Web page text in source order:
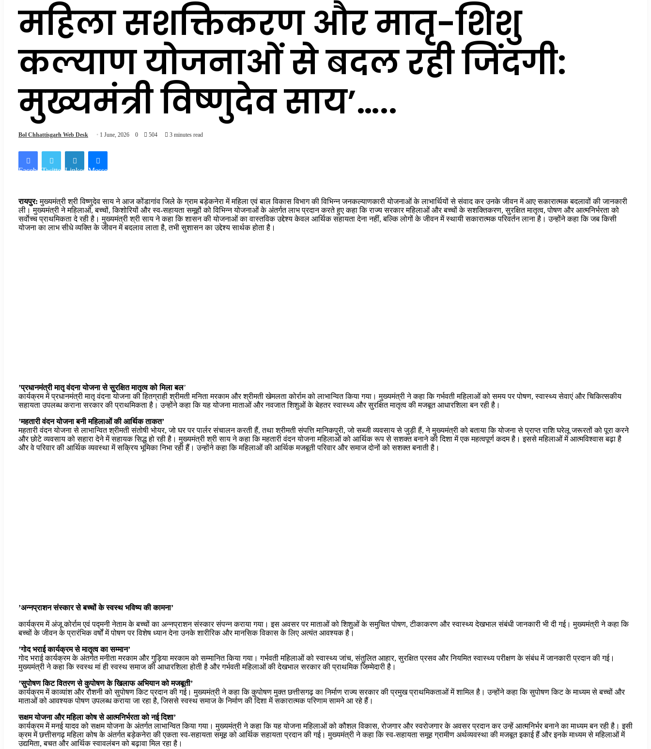
महिला सशक्तिकरण और मातृ-शिशु
कल्याण योजनाओं से बदल रही जिंदगी:
मुख्यमंत्री विष्णुदेव साय’…..
Bol Chhattisgarh Web Desk 1 June, 2026 0 504 3 minutes read
FacebookTwitter LinkedInMessenger
रायपुर:मुख्यमंत्री श्री विष्णुदेव साय ने आज कोंडागांव जिले के ग्राम बड़ेकनेरा में महिला एवं बाल विकास विभाग की विभिन्न जनकल्याणकारी योजनाओं के लाभार्थियों से संवाद कर उनके जीवन में आए सकारात्मक बदलावों की जानकारी
ली। मुख्यमंत्री ने महिलाओं, बच्चों, किशोरियों और स्व-सहायता समूहों को विभिन्न योजनाओं के अंतर्गत लाभ प्रदान करते हुए कहा कि राज्य सरकार महिलाओं और बच्चों के सशक्तिकरण, सुरक्षित मातृत्व, पोषण और आत्मनिर्भरता को
सर्वाेच्च प्राथमिकता दे रही है। मुख्यमंत्री श्री साय ने कहा कि शासन की योजनाओं का वास्तविक उद्देश्य केवल आर्थिक सहायता देना नहीं, बल्कि लोगों के जीवन में स्थायी सकारात्मक परिवर्तन लाना है। उन्होंने कहा कि जब किसी
योजना का लाभ सीधे व्यक्ति के जीवन में बदलाव लाता है, तभी सुशासन का उद्देश्य सार्थक होता है।
’प्रधानमंत्री मातृ वंदना योजना से सुरक्षित मातृत्व को मिला बल’
कार्यक्रम में प्रधानमंत्री मातृ वंदना योजना की हितग्राही श्रीमती मनिता मरकाम और श्रीमती खेमलता कोर्राम को लाभान्वित किया गया। मुख्यमंत्री ने कहा कि गर्भवती महिलाओं को समय पर पोषण, स्वास्थ्य सेवाएं और चिकित्सकीय
सहायता उपलब्ध कराना सरकार की प्राथमिकता है। उन्होंने कहा कि यह योजना माताओं और नवजात शिशुओं के बेहतर स्वास्थ्य और सुरक्षित मातृत्व की मजबूत आधारशिला बन रही है।
’महतारी वंदन योजना बनी महिलाओं की आर्थिक ताकत’
महतारी वंदन योजना से लाभान्वित श्रीमती संतोषी भोयर, जो घर पर पार्लर संचालन करती हैं, तथा श्रीमती संपत्ति मानिकपुरी, जो सब्जी व्यवसाय से जुड़ी हैं, ने मुख्यमंत्री को बताया कि योजना से प्राप्त राशि घरेलू जरूरतों को पूरा करने
और छोटे व्यवसाय को सहारा देने में सहायक सिद्ध हो रही है। मुख्यमंत्री श्री साय ने कहा कि महतारी वंदन योजना महिलाओं को आर्थिक रूप से सशक्त बनाने की दिशा में एक महत्वपूर्ण कदम है। इससे महिलाओं में आत्मविश्वास बढ़ा है
और वे परिवार की आर्थिक व्यवस्था में सक्रिय भूमिका निभा रही हैं। उन्होंने कहा कि महिलाओं की आर्थिक मजबूती परिवार और समाज दोनों को सशक्त बनाती है।
’अन्नप्राशन संस्कार से बच्चों के स्वस्थ भविष्य की कामना’
कार्यक्रम में अंजू कोर्राम एवं पद्मनी नेताम के बच्चों का अन्नप्राशन संस्कार संपन्न कराया गया। इस अवसर पर माताओं को शिशुओं के समुचित पोषण, टीकाकरण और स्वास्थ्य देखभाल संबंधी जानकारी भी दी गई। मुख्यमंत्री ने कहा कि
बच्चों के जीवन के प्रारंभिक वर्षों में पोषण पर विशेष ध्यान देना उनके शारीरिक और मानसिक विकास के लिए अत्यंत आवश्यक है।
’गोद भराई कार्यक्रम से मातृत्व का सम्मान’
गोद भराई कार्यक्रम के अंतर्गत मनीता मरकाम और गुड़िया मरकाम को सम्मानित किया गया। गर्भवती महिलाओं को स्वास्थ्य जांच, संतुलित आहार, सुरक्षित प्रसव और नियमित स्वास्थ्य परीक्षण के संबंध में जानकारी प्रदान की गई।
मुख्यमंत्री ने कहा कि स्वस्थ मां ही स्वस्थ समाज की आधारशिला होती है और गर्भवती महिलाओं की देखभाल सरकार की प्राथमिक जिम्मेदारी है।
’सुपोषण किट वितरण से कुपोषण के खिलाफ अभियान को मजबूती’
कार्यक्रम में काव्यांश और रौशनी को सुपोषण किट प्रदान की गई। मुख्यमंत्री ने कहा कि कुपोषण मुक्त छत्तीसगढ़ का निर्माण राज्य सरकार की प्रमुख प्राथमिकताओं में शामिल है। उन्होंने कहा कि सुपोषण किट के माध्यम से बच्चों और
माताओं को आवश्यक पोषण उपलब्ध कराया जा रहा है, जिससे स्वस्थ समाज के निर्माण की दिशा में सकारात्मक परिणाम सामने आ रहे हैं।
सक्षम योजना और महिला कोष से आत्मनिर्भरता को नई दिशा’
कार्यक्रम में मनई यादव को सक्षम योजना के अंतर्गत लाभान्वित किया गया। मुख्यमंत्री ने कहा कि यह योजना महिलाओं को कौशल विकास, रोजगार और स्वरोजगार के अवसर प्रदान कर उन्हें आत्मनिर्भर बनाने का माध्यम बन रही है। इसी
क्रम में छत्तीसगढ़ महिला कोष के अंतर्गत बड़ेकनेरा की एकता स्व-सहायता समूह को आर्थिक सहायता प्रदान की गई। मुख्यमंत्री ने कहा कि स्व-सहायता समूह ग्रामीण अर्थव्यवस्था की मजबूत इकाई हैं और इनके माध्यम से महिलाओं में
उद्यमिता, बचत और आर्थिक स्वावलंबन को बढ़ावा मिल रहा है।